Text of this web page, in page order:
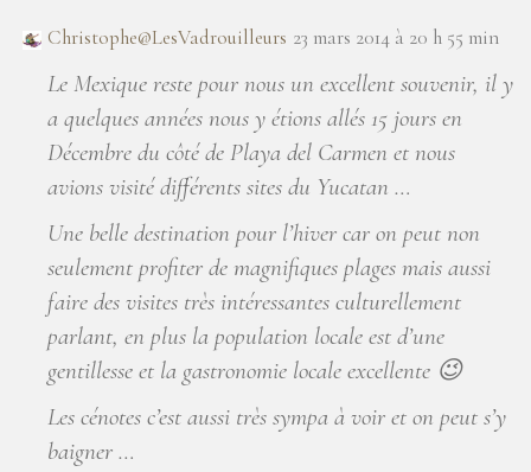
Christophe@LesVadrouilleurs 23 mars 2014 à 20 h 55 min
Le Mexique reste pour nous un excellent souvenir, il y
a quelques années nous y étions allés 15 jours en
Décembre du côté de Playa del Carmen et nous
avions visité différents sites du Yucatan …
Une belle destination pour l’hiver car on peut non
seulement profiter de magnifiques plages mais aussi
faire des visites très intéressantes culturellement
parlant, en plus la population locale est d’une
gentillesse et la gastronomie locale excellente 😉
Les cénotes c’est aussi très sympa à voir et on peut s’y
baigner …